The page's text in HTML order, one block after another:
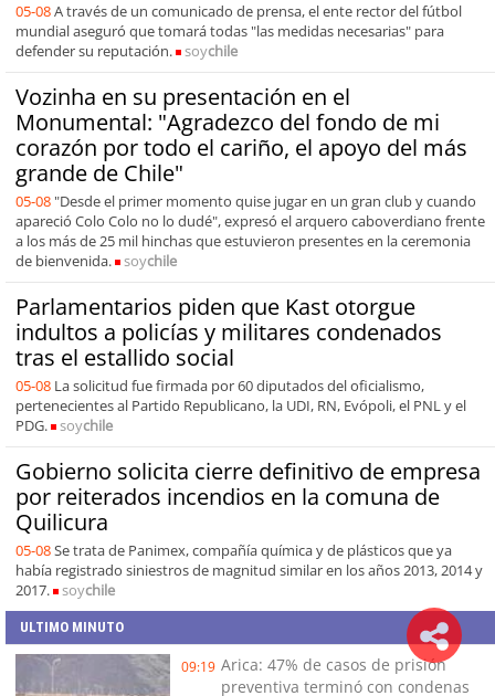
05-08A través de un comunicado de prensa, el ente rector del fútbol
mundial aseguró que tomará todas "las medidas necesarias" para
defender su reputación.
soychile
Vozinha en su presentación en el
Monumental: "Agradezco del fondo de mi
corazón por todo el cariño, el apoyo del más
grande de Chile"
05-08 "Desde el primer momento quise jugar en un gran club y cuando
apareció Colo Colo no lo dudé", expresó el arquero caboverdiano frente
a los más de 25 mil hinchas que estuvieron presentes en la ceremonia
de bienvenida.
soychile
Parlamentarios piden que Kast otorgue
indultos a policías y militares condenados
tras el estallido social
05-08 La solicitud fue firmada por 60 diputados del oficialismo,
pertenecientes al Partido Republicano, la UDI, RN, Evópoli, el PNL y el
PDG.
soychile
Gobierno solicita cierre definitivo de empresa
por reiterados incendios en la comuna de
Quilicura
05-08Se trata de Panimex, compañía química y de plásticos que ya
había registrado siniestros de magnitud similar en los años 2013, 2014 y
2017.
soychile
ULTIMO MINUTO
09:19 Arica: 47% de casos de prisión
preventiva terminó con condenas